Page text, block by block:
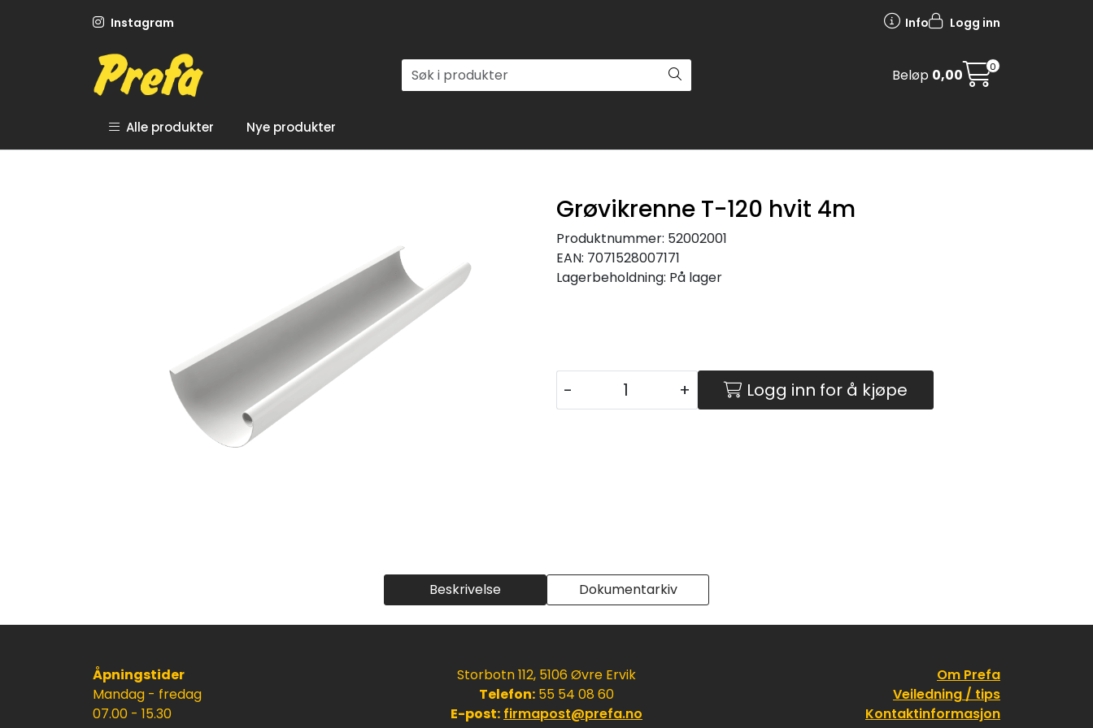
Instagram Info Logg inn
Beløp 0,00 0
Alle produkter Nye produkter
Grøvikrenne T-120 hvit 4m
Produktnummer: 52002001
EAN: 7071528007171
Lagerbeholdning: På lager
- + Logg inn for å kjøpe
Beskrivelse Dokumentarkiv
Åpningstider
Mandag - fredag
07.00 - 15.30
Storbotn 112, 5106 Øvre Ervik
Telefon: 55 54 08 60
E-post: firmapost@prefa.no
Om Prefa
Veiledning / tips
Kontaktinformasjon